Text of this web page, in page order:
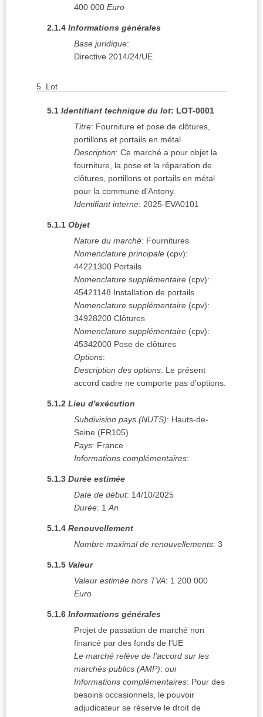
400 000 Euro
2.1.4 Informations générales
Base juridique:
Directive 2014/24/UE
5. Lot
5.1 Identifiant technique du lot: LOT-0001
Titre: Fourniture et pose de clôtures,
portillons et portails en métal
Description: Ce marché a pour objet la
fourniture, la pose et la réparation de
clôtures, portillons et portails en métal
pour la commune d'Antony.
Identifiant interne: 2025-EVA0101
5.1.1 Objet
Nature du marché: Fournitures
Nomenclature principale (cpv):
44221300 Portails
Nomenclature supplémentaire (cpv):
45421148 Installation de portails
Nomenclature supplémentaire (cpv):
34928200 Clôtures
Nomenclature supplémentaire (cpv):
45342000 Pose de clôtures
Options:
Description des options: Le présent
accord cadre ne comporte pas d'options.
5.1.2 Lieu d'exécution
Subdivision pays (NUTS): Hauts-de-
Seine (FR105)
Pays: France
Informations complémentaires:
5.1.3 Durée estimée
Date de début: 14/10/2025
Durée: 1 An
5.1.4 Renouvellement
Nombre maximal de renouvellements: 3
5.1.5 Valeur
Valeur estimée hors TVA: 1 200 000
Euro
5.1.6 Informations générales
Projet de passation de marché non
financé par des fonds de l'UE
Le marché relève de l'accord sur les
marchés publics (AMP): oui
Informations complémentaires: Pour des
besoins occasionnels, le pouvoir
adjudicateur se réserve le droit de